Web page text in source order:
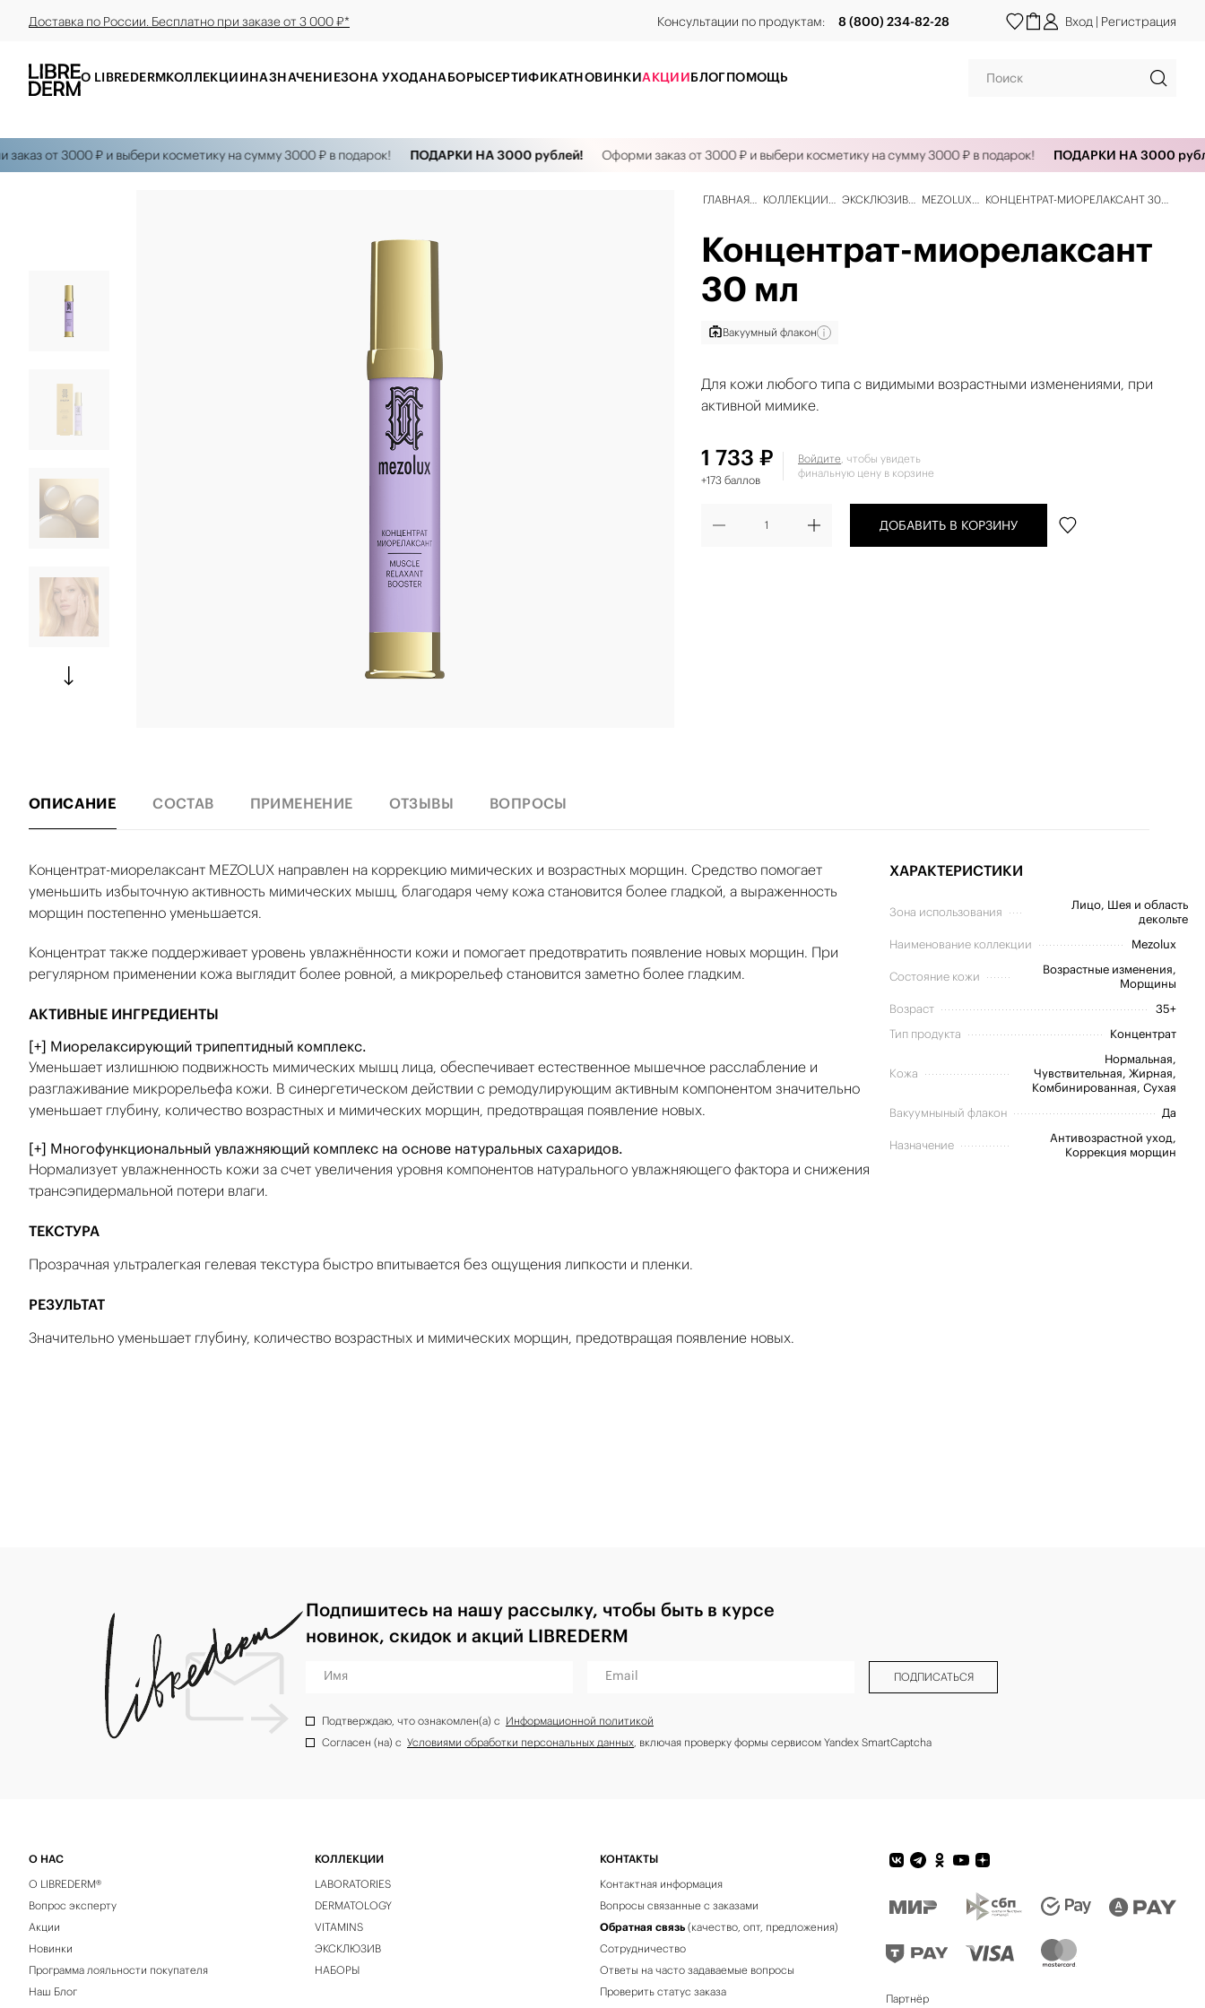
Доставка по России. Бесплатно при заказе от 3 000 ₽* Консультации по продуктам: 8 (800) 234-82-28
О LIBREDERMКОЛЛЕКЦИИНАЗНАЧЕНИЕЗОНА УХОДАНАБОРЫCЕРТИФИКАТНОВИНКИАКЦИИБЛОГПОМОЩЬ
Вход | Регистрация
от 3000 ₽ и выбери косметику на сумму 3000 ₽ в подарок! ПОДАРКИ НА 3000 рублей! Оформи заказ от 3000 ₽ и выбери косметику на сумму 3000 ₽ в подарок! ПОДАРКИ НА 3000
ГЛАВНАЯ КОЛЛЕКЦИИ ЭКСКЛЮЗИВ MEZOLUX
КОНЦЕНТРАТ-МИОРЕЛАКСАНТ 30
Концентрат-миорелаксант
30 мл
Вакуумный флакон
Для кожи любого типа с видимыми возрастными изменениями, при
активной мимике.
+173 баллов
1 733 ₽ Войдите, чтобы увидеть
финальную цену в корзине
ДОБАВИТЬ В КОРЗИНУ
ОПИСАНИЕ СОСТАВ ПРИМЕНЕНИЕ ОТЗЫВЫ ВОПРОСЫ
Концентрат-миорелаксант MEZOLUX направлен на коррекцию мимических и возрастных морщин. Средство помогает
уменьшить избыточную активность мимических мышц, благодаря чему кожа становится более гладкой, а выраженность
морщин постепенно уменьшается.
Концентрат также поддерживает уровень увлажнённости кожи и помогает предотвратить появление новых морщин. При
регулярном применении кожа выглядит более ровной, а микрорельеф становится заметно более гладким.
АКТИВНЫЕ ИНГРЕДИЕНТЫ
[+] Миорелаксирующий трипептидный комплекс.
Уменьшает излишнюю подвижность мимических мышц лица, обеспечивает естественное мышечное расслабление и
разглаживание микрорельефа кожи. В синергетическом действии с ремодулирующим активным компонентом значительно
уменьшает глубину, количество возрастных и мимических морщин, предотвращая появление новых.
[+] Многофункциональный увлажняющий комплекс на основе натуральных сахаридов.
Нормализует увлажненность кожи за счет увеличения уровня компонентов натурального увлажняющего фактора и снижения
трансэпидермальной потери влаги.
ТЕКСТУРА
Прозрачная ультралегкая гелевая текстура быстро впитывается без ощущения липкости и пленки.
РЕЗУЛЬТАТ
Значительно уменьшает глубину, количество возрастных и мимических морщин, предотвращая появление новых.
ХАРАКТЕРИСТИКИ
Зона использования
Лицо, Шея и область
декольте
Наименование коллекции
Mezolux
Состояние кожи
Возрастные изменения,
Морщины
Возраст
35+
Тип продукта
Концентрат
Кожа
Нормальная,
Чувствительная, Жирная,
Комбинированная, Сухая
Вакуумныный флакон
Да
Назначение
Антивозрастной уход,
Коррекция морщин
Подпишитесь на нашу рассылку, чтобы быть в курсе
новинок, скидок и акций LIBREDERM
Имя Email ПОДПИСАТЬСЯ
Подтверждаю, что ознакомлен(а) с Информационной политикой
Согласен (на) с Условиями обработки персональных данных, включая проверку формы сервисом Yandex SmartCaptcha
О НАС
О LIBREDERM®
Вопрос эксперту
Акции
Новинки
Программа лояльности покупателя
Наш Блог
КОЛЛЕКЦИИ
LABORATORIES
DERMATOLOGY
VITAMINS
ЭКСКЛЮЗИВ
НАБОРЫ
КОНТАКТЫ
Контактная информация
Вопросы связанные с заказами
Обратная связь (качество, опт, предложения)
Сотрудничество
Ответы на часто задаваемые вопросы
Проверить статус заказа
Партнёр